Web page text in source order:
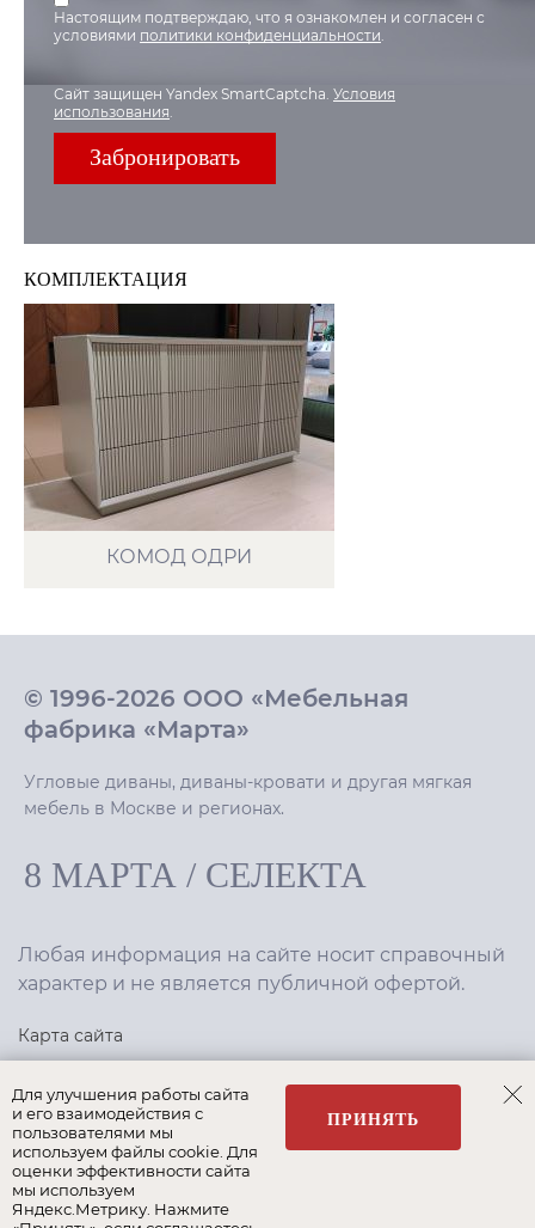
Настоящим подтверждаю, что я ознакомлен и согласен с
условиями политики конфиденциальности.
Сайт защищен Yandex SmartCaptcha. Условия
использования.
КOМПЛЕКТАЦИЯ
КОМОД ОДРИ
© 1996-2026 ООО «Мебельная
фабрика «Марта»
Угловые диваны, диваны-кровати и другая мягкая
мебель в Москве и регионах.
8 МАРТА / СЕЛЕКТА
Любая информация на сайте носит справочный
характер и не является публичной офертой.
Карта сайта
Политика конфиденциальности
Создание сайта,интернет-маркетинг
Для улучшения работы сайта
и его взаимодействия с
пользователями мы
используем файлы cookie. Для
оценки эффективности сайта
мы используем
Яндекс.Метрику. Нажмите
ПРИНЯТЬ